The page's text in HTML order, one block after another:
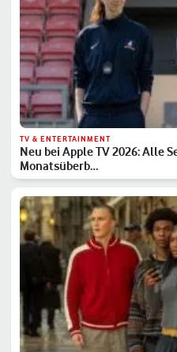
TV & ENTERTAINMENT
Neu bei Apple TV 2026: Alle
Monatsüberb…